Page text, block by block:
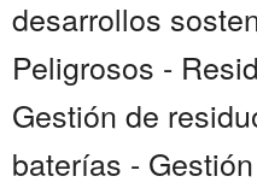
desarrollos
Peligrosos -
Gestión de
baterías -